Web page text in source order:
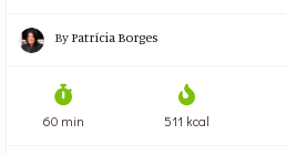
ByPatrícia Borges
60 min 511 kcal